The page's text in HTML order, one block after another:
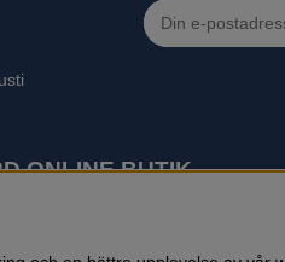
ONLINE BUTIK
motorsågar,